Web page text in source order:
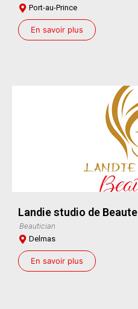
Port-au-Prince
En savoir plus
Landie studio de Beaute
Beautician
Delmas
En savoir plus